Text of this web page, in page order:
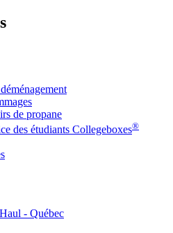
de propane
des étudiants Collegeboxes®
- Québec